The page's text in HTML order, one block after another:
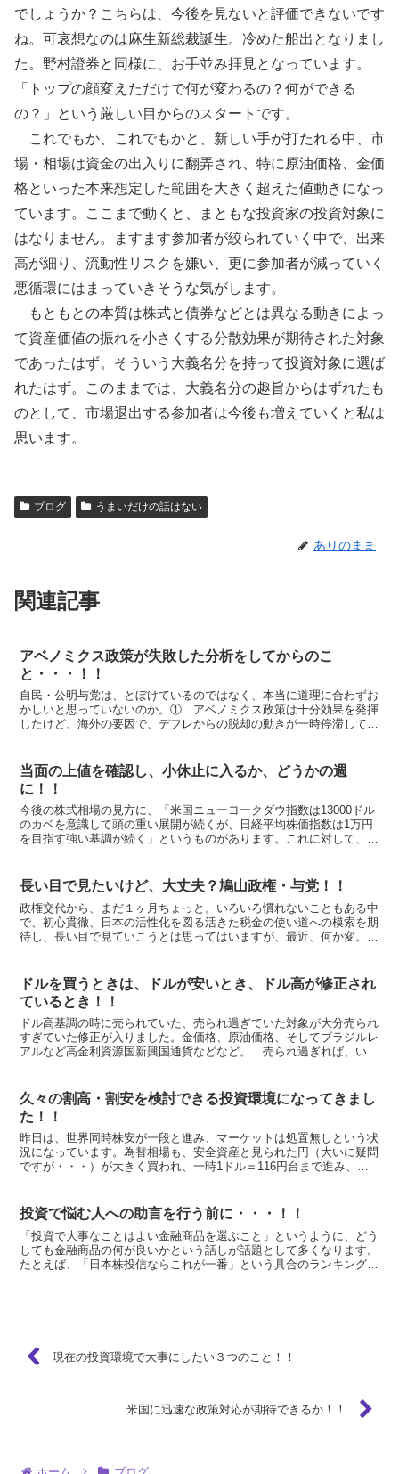
でしょうか？こちらは、今後を見ないと評価できないです
ね。可哀想なのは麻生新総裁誕生。冷めた船出となりまし
た。野村證券と同様に、お手並み拝見となっています。
「トップの顔変えただけで何が変わるの？何ができる
の？」という厳しい目からのスタートです。
これでもか、これでもかと、新しい手が打たれる中、市
場・相場は資金の出入りに翻弄され、特に原油価格、金価
格といった本来想定した範囲を大きく超えた値動きになっ
ています。ここまで動くと、まともな投資家の投資対象に
はなりません。ますます参加者が絞られていく中で、出来
高が細り、流動性リスクを嫌い、更に参加者が減っていく
悪循環にはまっていきそうな気がします。
もともとの本質は株式と債券などとは異なる動きによっ
て資産価値の振れを小さくする分散効果が期待された対象
であったはず。そういう大義名分を持って投資対象に選ば
れたはず。このままでは、大義名分の趣旨からはずれたも
のとして、市場退出する参加者は今後も増えていくと私は
思います。
ブログ うまいだけの話はない
ありのまま
関連記事
アベノミクス政策が失敗した分析をしてからのこ
と・・・！！
自民・公明与党は、とぼけているのではなく、本当に道理に合わずお
かしいと思っていないのか。① アベノミクス政策は十分効果を発揮
したけど、海外の要因で、デフレからの脱却の動きが一時停滞してい
当面の上値を確認し、小休止に入るか、どうかの週
に！！
今後の株式相場の見方に、「米国ニューヨークダウ指数は13000ドル
のカベを意識して頭の重い展開が続くが、日経平均株価指数は1万円
を目指す強い基調が続く」というものがあります。これに対して、短
長い目で見たいけど、大丈夫？鳩山政権・与党！！
政権交代から、まだ１ヶ月ちょっと。いろいろ慣れないこともある中
で、初心貫徹、日本の活性化を図る活きた税金の使い道への模索を期
待し、長い目で見ていこうとは思ってはいますが、最近、何か変。大
ドルを買うときは、ドルが安いとき、ドル高が修正され
ているとき！！
ドル高基調の時に売られていた、売られ過ぎていた対象が大分売られ
すぎていた修正が入りました。金価格、原油価格、そしてブラジルレ
アルなど高金利資源国新興国通貨などなど。 売られ過ぎれば、いず
久々の割高・割安を検討できる投資環境になってきまし
た！！
昨日は、世界同時株安が一段と進み、マーケットは処置無しという状
況になっています。為替相場も、安全資産と見られた円（大いに疑問
ですが・・・）が大きく買われ、一時1ドル＝116円台まで進み、多
投資で悩む人への助言を行う前に・・・！！
「投資で大事なことはよい金融商品を選ぶこと」というように、どう
しても金融商品の何が良いかという話しが話題として多くなります。
たとえば、「日本株投信ならこれが一番」という具合のランキング付
現在の投資環境で大事にしたい３つのこと！！
米国に迅速な政策対応が期待できるか！！